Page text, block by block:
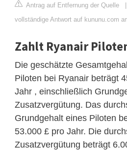
Antrag auf Entfernung der Quelle
vollständige Antwort auf kununu.com
Zahlt Ryanair
Die geschätzte
Piloten bei Ryanair beträgt
Jahr , einschließlich
Zusatzvergütung. Das
Grundgehalt eines Piloten
53.000 £ pro Jahr. Die
Zusatzvergütung beträgt